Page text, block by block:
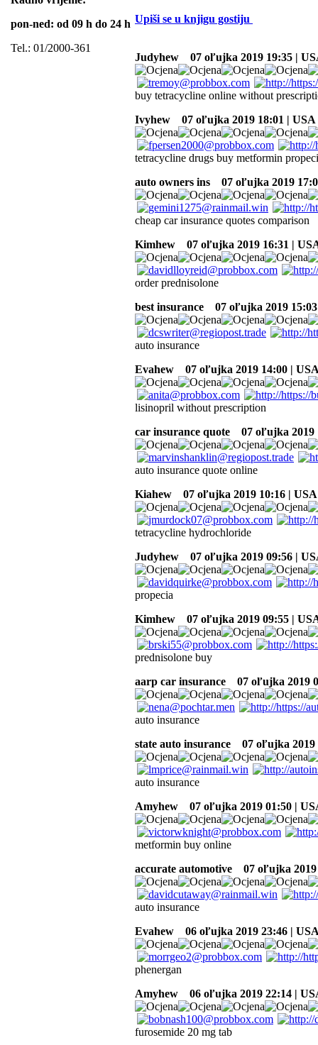
pon-ned: od 09 h do 24 h
Tel.: 01/2000-361
Upiši se u knjigu gostiju
Judyhew 07 oľujka 2019 19:35 |
buy tetracycline online without
Ivyhew
07 oľujka 2019 18:01 | USA
tetracycline drugs buy metformin
auto owners ins
07 oľujka 2019
cheap car insurance quotes comparison
Kimhew
07 oľujka 2019 16:31 |
order prednisolone
best insurance
07 oľujka 2019
auto insurance
Evahew
07 oľujka 2019 14:00 |
lisinopril without prescription
car insurance quote
07 oľujka 2019
auto insurance quote online
Kiahew
07 oľujka 2019 10:16 | USA
tetracycline hydrochloride
Judyhew
07 oľujka 2019 09:56 |
propecia
Kimhew
07 oľujka 2019 09:55 |
prednisolone buy
aarp car insurance
07 oľujka 2019
auto insurance
state auto insurance
07 oľujka 2019
auto insurance
Amyhew
07 oľujka 2019 01:50 |
metformin buy online
accurate automotive
07 oľujka 2019
auto insurance
Evahew
06 oľujka 2019 23:46 |
phenergan
Amyhew
06 oľujka 2019 22:14 |
furosemide 20 mg tab